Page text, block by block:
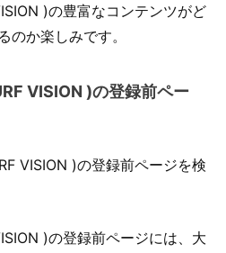
)の豊富なコンテンツがど
のか楽しみです。
VISION )の登録前ペー
VISION )の登録前ページを検
)の登録前ページには、大